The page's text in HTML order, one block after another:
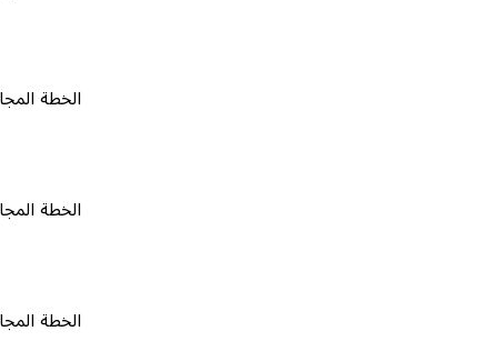
الخطة المجانية ٠
الخطة المجانية ٠
الخطة المجانية ٠